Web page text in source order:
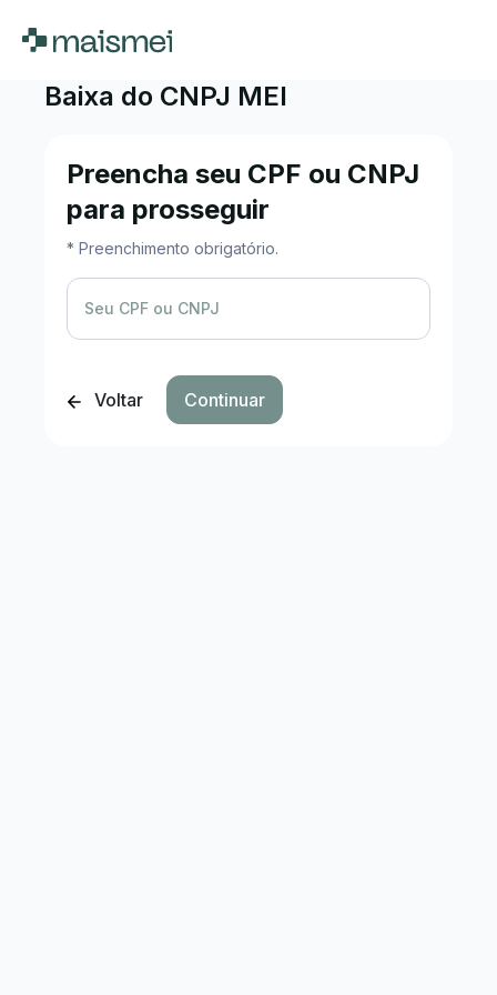
Baixa do CNPJ MEI
Preencha seu CPF ou CNPJ
para prosseguir
* Preenchimento obrigatório.
Seu CPF ou CNPJ
Voltar Continuar